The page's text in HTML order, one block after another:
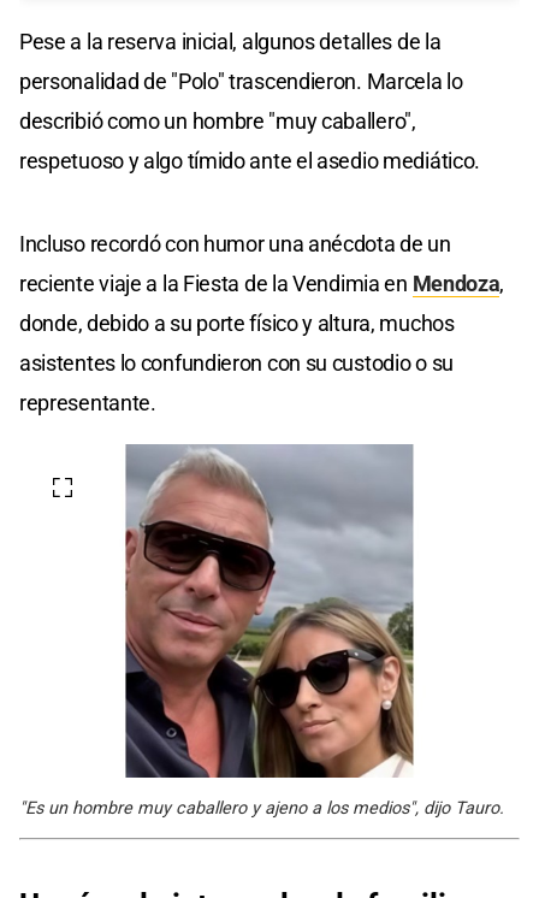
Pese a la reserva inicial, algunos detalles de la
personalidad de "Polo" trascendieron. Marcela lo
describió como un hombre "muy caballero",
respetuoso y algo tímido ante el asedio mediático.
Incluso recordó con humor una anécdota de un
reciente viaje a la Fiesta de la Vendimia en Mendoza,
donde, debido a su porte físico y altura, muchos
asistentes lo confundieron con su custodio o su
representante.
"Es un hombre muy caballero y ajeno a los medios", dijo Tauro.